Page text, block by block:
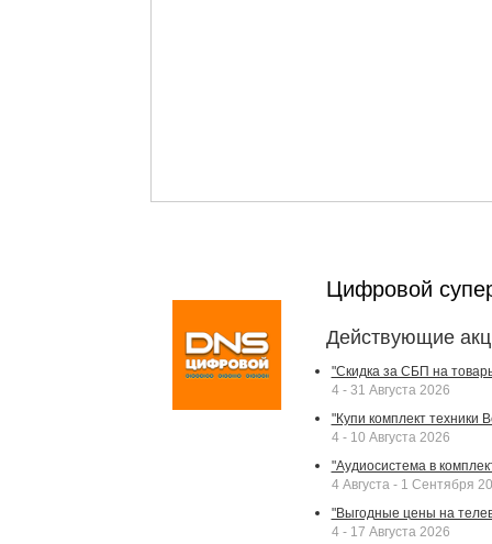
Цифровой
Действующие
"Скидка за СБП на
4 - 31 Августа 2026
"Купи комплект техники
4 - 10 Августа 2026
"Аудиосистема в
4 Августа - 1 Сентября
"Выгодные цены на
4 - 17 Августа 2026